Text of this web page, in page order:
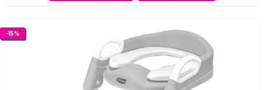
-15%